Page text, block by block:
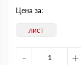
Цена за:
лист
-
+